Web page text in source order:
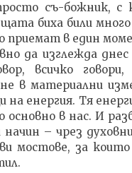
съ-божник, с
биха били
приемат в един
да изглежда
всичко
в материални
на енергия. Тя
основно в нас. И
– чрез
мостове, за